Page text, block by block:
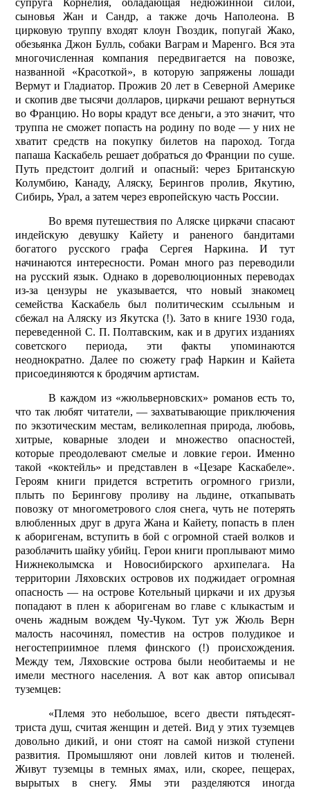
супруга Корнелия, обладающая недюжинной силой,
сыновья Жан и Сандр, а также дочь Наполеона. В
цирковую труппу входят клоун Гвоздик, попугай Жако,
обезьянка Джон Булль, собаки Ваграм и Маренго. Вся эта
многочисленная компания передвигается на повозке,
названной «Красоткой», в которую запряжены лошади
Вермут и Гладиатор. Прожив 20 лет в Северной Америке
и скопив две тысячи долларов, циркачи решают вернуться
во Францию. Но воры крадут все деньги, а это значит, что
труппа не сможет попасть на родину по воде — у них не
хватит средств на покупку билетов на пароход. Тогда
папаша Каскабель решает добраться до Франции по суше.
Путь предстоит долгий и опасный: через Британскую
Колумбию, Канаду, Аляску, Берингов пролив, Якутию,
Сибирь, Урал, а затем через европейскую часть России.
Во время путешествия по Аляске циркачи спасают
индейскую девушку Кайету и раненого бандитами
богатого русского графа Сергея Наркина. И тут
начинаются интересности. Роман много раз переводили
на русский язык. Однако в дореволюционных переводах
из-за цензуры не указывается, что новый знакомец
семейства Каскабель был политическим ссыльным и
сбежал на Аляску из Якутска (!). Зато в книге 1930 года,
переведенной С. П. Полтавским, как и в других изданиях
советского периода, эти факты упоминаются
неоднократно. Далее по сюжету граф Наркин и Кайета
присоединяются к бродячим артистам.
В каждом из «жюльверновских» романов есть то,
что так любят читатели, — захватывающие приключения
по экзотическим местам, великолепная природа, любовь,
хитрые, коварные злодеи и множество опасностей,
которые преодолевают смелые и ловкие герои. Именно
такой «коктейль» и представлен в «Цезаре Каскабеле».
Героям книги придется встретить огромного гризли,
плыть по Берингову проливу на льдине, откапывать
повозку от многометрового слоя снега, чуть не потерять
влюбленных друг в друга Жана и Кайету, попасть в плен
к аборигенам, вступить в бой с огромной стаей волков и
разоблачить шайку убийц. Герои книги проплывают мимо
Нижнеколымска и Новосибирского архипелага. На
территории Ляховских островов их поджидает огромная
опасность — на острове Котельный циркачи и их друзья
попадают в плен к аборигенам во главе с клыкастым и
очень жадным вождем Чу-Чуком. Тут уж Жюль Верн
малость насочинял, поместив на остров полудикое и
негостеприимное племя финского (!) происхождения.
Между тем, Ляховские острова были необитаемы и не
имели местного населения. А вот как автор описывал
туземцев:
«Племя это небольшое, всего двести пятьдесят-
триста душ, считая женщин и детей. Вид у этих туземцев
довольно дикий, и они стоят на самой низкой ступени
развития. Промышляют они ловлей китов и тюленей.
Живут туземцы в темных ямах, или, скорее, пещерах,
вырытых в снегу. Ямы эти разделяются иногда